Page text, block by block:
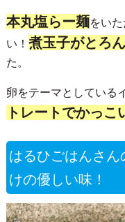
本丸塩らー麺をい
い！ 煮玉子がとろ
た。
卵をテーマとしている
トレートでかっこ
はるひごはんさん
けの優しい味！